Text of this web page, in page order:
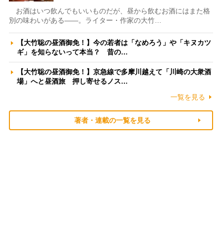
お酒はいつ飲んでもいいものだが、昼から飲むお酒にはまた格
別の味わいがある――。ライター・作家の大竹…
【大竹聡の昼酒御免！】今の若者は「なめろう」や「キヌカツ
ギ」を知らないって本当？ 昔の…
【大竹聡の昼酒御免！】京急線で多摩川越えて「川崎の大衆酒
場」へと昼酒旅 押し寄せるノス…
一覧を見る
著者・連載の一覧を見る